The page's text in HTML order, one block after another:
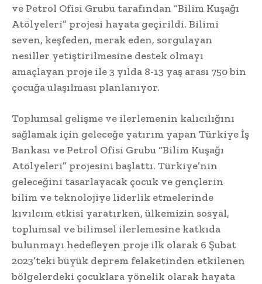
ve Petrol Ofisi Grubu tarafından “Bilim Kuşağı
Atölyeleri” projesi hayata geçirildi. Bilimi
seven, keşfeden, merak eden, sorgulayan
nesiller yetiştirilmesine destek olmayı
amaçlayan proje ile 3 yılda 8-13 yaş arası 750 bin
çocuğa ulaşılması planlanıyor.
Toplumsal gelişme ve ilerlemenin kalıcılığını
sağlamak için geleceğe yatırım yapan Türkiye İş
Bankası ve Petrol Ofisi Grubu “Bilim Kuşağı
Atölyeleri” projesini başlattı. Türkiye’nin
geleceğini tasarlayacak çocuk ve gençlerin
bilim ve teknolojiye liderlik etmelerinde
kıvılcım etkisi yaratırken, ülkemizin sosyal,
toplumsal ve bilimsel ilerlemesine katkıda
bulunmayı hedefleyen proje ilk olarak 6 Şubat
2023’teki büyük deprem felaketinden etkilenen
bölgelerdeki çocuklara yönelik olarak hayata